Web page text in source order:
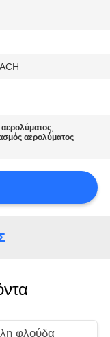
,
αερολύματος
φλούδα